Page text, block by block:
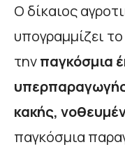
Ο δίκαιος
υπογραμμίζει
τηνπαγκόσμια
κακής,
παγκόσμια